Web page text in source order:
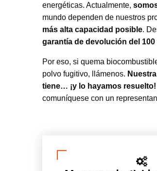
energéticas. Actualmente,
mundo dependen de nuestros
más alta capacidad posible.
garantía de devolución del 100
Por eso, si quema
polvo fugitivo, llámenos.
tiene… ¡y lo hayamos resuelto!
comuníquese con un